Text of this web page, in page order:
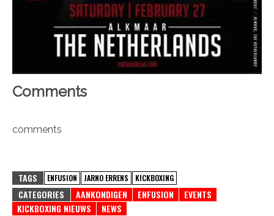
Comments
comments
TAGS ENFUSION JARNO ERRENS KICKBOXING
CATEGORIES AANKONDIGEN ENFUSION
EVENTS
KICKBOXING NIEUWS
NEWS